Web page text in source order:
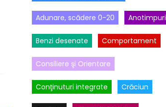
Adunare, scădere 0-20 Anotimpuri
Benzi desenate Comportament
Consiliere şi Orientare
Conţinuturi integrate Crăciun